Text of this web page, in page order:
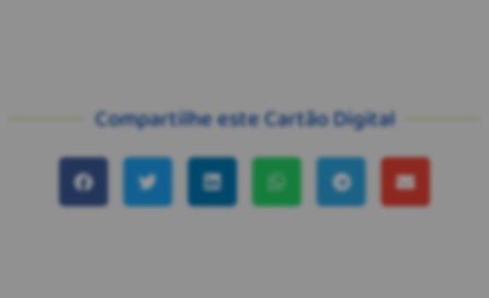
Compartilhe este Cartão Digital